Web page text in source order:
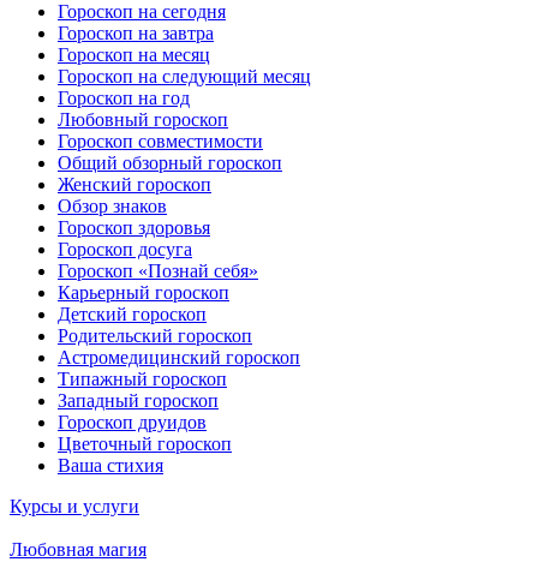
Гороскоп на сегодня
Гороскоп на завтра
Гороскоп на месяц
Гороскоп на следующий месяц
Гороскоп на год
Любовный гороскоп
Гороскоп совместимости
Общий обзорный гороскоп
Женский гороскоп
Обзор знаков
Гороскоп здоровья
Гороскоп досуга
Гороскоп «Познай себя»
Карьерный гороскоп
Детский гороскоп
Родительский гороскоп
Астромедицинский гороскоп
Типажный гороскоп
Западный гороскоп
Гороскоп друидов
Цветочный гороскоп
Ваша стихия
Курсы и услуги
Любовная магия